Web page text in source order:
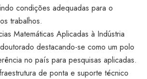
condições adequadas para o
trabalhos.
Matemáticas Aplicadas à Indústria
destacando-se como um polo
no país para pesquisas aplicadas.
de ponta e suporte técnico